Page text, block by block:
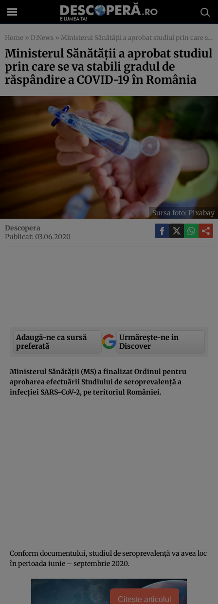
Home » D:News » Ministerul Sănătății a aprobat studiul prin care se va stabili gradul de răspândire a COVID-19 în România
Ministerul Sănătății a aprobat studiul
prin care se va stabili gradul de
răspândire a COVID-19 în România
Sursa foto: Pixabay
Descopera
Publicat: 03.06.2020
Adaugă-ne ca sursă
preferată
Urmărește-ne in
Discover
Ministerul Sănătății (MS) a finalizat Ordinul pentru
aprobarea efectuării Studiului de seroprevalență a
infecției SARS-CoV-2, pe teritoriul României.
Conform documentului, studiul de seroprevalență va avea loc
în perioada iunie – septembrie 2020.
Citește articolul